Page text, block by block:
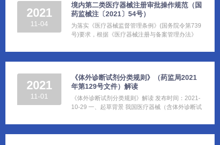
2021
11-04
境内第二类医疗器械注册审批操作规范（国
药监械注〔2021〕54号）
为落实《医疗器械监督管理条例》(国务院令第739
号)要求，根据《医疗器械注册与备案管理办法》
2021
11-01
《体外诊断试剂分类规则》（药监局2021
年第129号文件）解读
《体外诊断试剂分类规则》解读 发布时间：2021-
10-29 一、起草背景 我国医疗器械（含体外诊断试